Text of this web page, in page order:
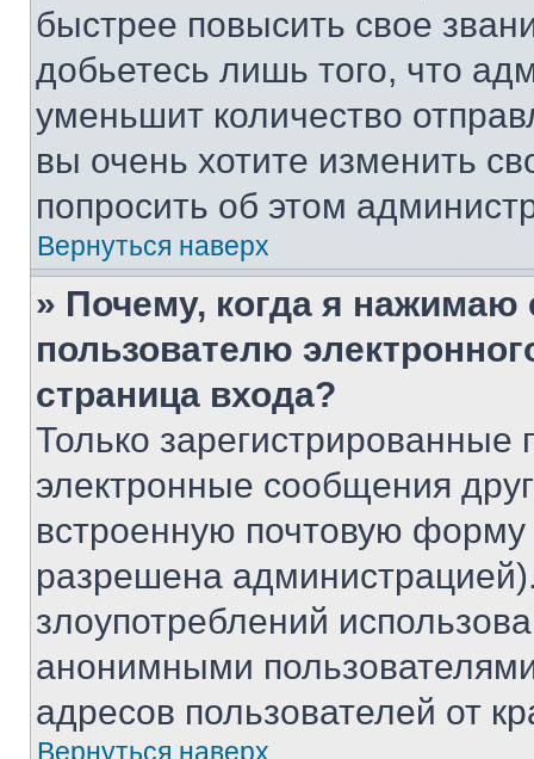
быстрее повысить свое
добьетесь лишь того, что
уменьшит количество
вы очень хотите изменить
попросить об этом
Вернуться наверх
» Почему, когда я нажимаю
пользователю
страница входа?
Только зарегистрированные
электронные сообщения
встроенную почтовую
разрешена
злоупотреблений
анонимными
адресов пользователей от
Вернуться наверх